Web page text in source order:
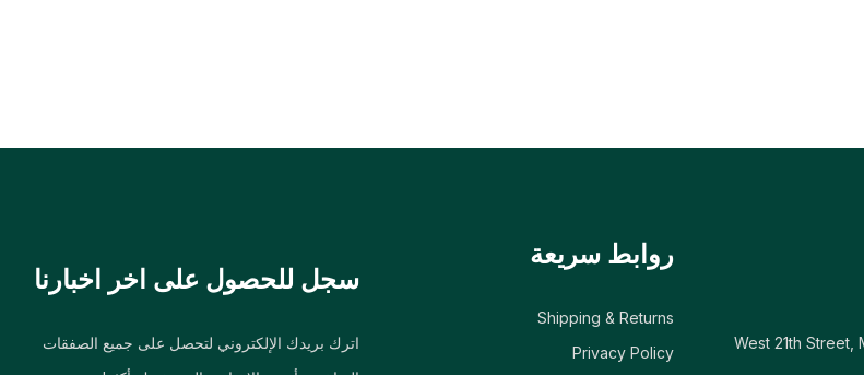
روابط سريعة
Shipping & Returns
Privacy Policy
سجل للحصول على اخر اخبارنا
اترك بريدك الإلكتروني لتحصل على جميع الصفقات